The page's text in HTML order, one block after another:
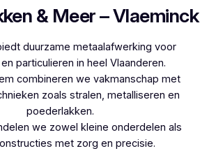
& Meer – Vlaeminck
duurzame metaalafwerking voor
particulieren in heel Vlaanderen.
combineren we vakmanschap met
zoals stralen, metalliseren en
poederlakken.
we zowel kleine onderdelen als
met zorg en precisie.